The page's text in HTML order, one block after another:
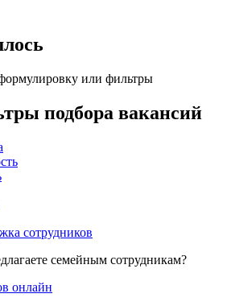
или фильтры
подбора вакансий
сотрудников
семейным сотрудникам?
онлайн